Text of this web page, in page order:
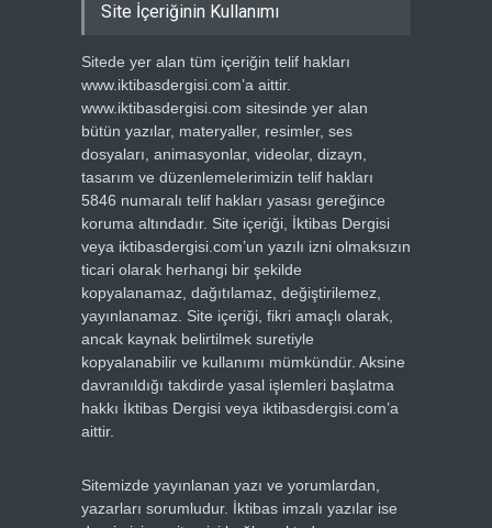
Site İçeriğinin Kullanımı
Sitede yer alan tüm içeriğin telif hakları
www.iktibasdergisi.com’a aittir.
www.iktibasdergisi.com sitesinde yer alan
bütün yazılar, materyaller, resimler, ses
dosyaları, animasyonlar, videolar, dizayn,
tasarım ve düzenlemelerimizin telif hakları
5846 numaralı telif hakları yasası gereğince
koruma altındadır. Site içeriği, İktibas Dergisi
veya iktibasdergisi.com’un yazılı izni olmaksızın
ticari olarak herhangi bir şekilde
kopyalanamaz, dağıtılamaz, değiştirilemez,
yayınlanamaz. Site içeriği, fikri amaçlı olarak,
ancak kaynak belirtilmek suretiyle
kopyalanabilir ve kullanımı mümkündür. Aksine
davranıldığı takdirde yasal işlemleri başlatma
hakkı İktibas Dergisi veya iktibasdergisi.com’a
aittir.
Sitemizde yayınlanan yazı ve yorumlardan,
yazarları sorumludur. İktibas imzalı yazılar ise